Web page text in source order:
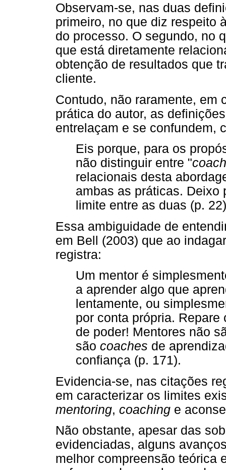
Observam-se, nas duas
primeiro, no que diz respeito
do processo. O segundo, no
que está diretamente
obtenção de resultados que
cliente.
Contudo, não raramente, em
prática do autor, as
entrelaçam e se confundem,
Eis porque, para os
não distinguir entre "coach
relacionais desta
ambas as práticas. Deixo
limite entre as duas (p.
Essa ambiguidade de
em Bell (2003) que ao
registra:
Um mentor é
a aprender algo que
lentamente, ou
por conta própria.
de poder! Mentores não
são coaches de
confiança (p. 171).
Evidencia-se, nas citações
em caracterizar os limites
mentoring, coaching e
Não obstante, apesar das
evidenciadas, alguns
melhor compreensão teórica